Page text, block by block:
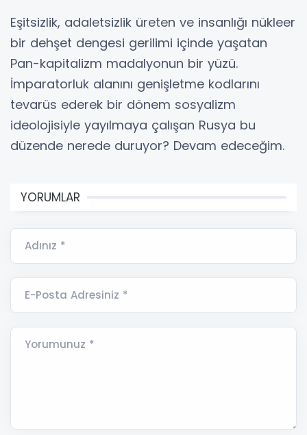
Eşitsizlik, adaletsizlik üreten ve insanlığı nükleer
bir dehşet dengesi gerilimi içinde yaşatan
Pan-kapitalizm madalyonun bir yüzü.
İmparatorluk alanını genişletme kodlarını
tevarüs ederek bir dönem sosyalizm
ideolojisiyle yayılmaya çalışan Rusya bu
düzende nerede duruyor? Devam edeceğim.
YORUMLAR
Adınız *
E-Posta Adresiniz *
Yorumunuz *